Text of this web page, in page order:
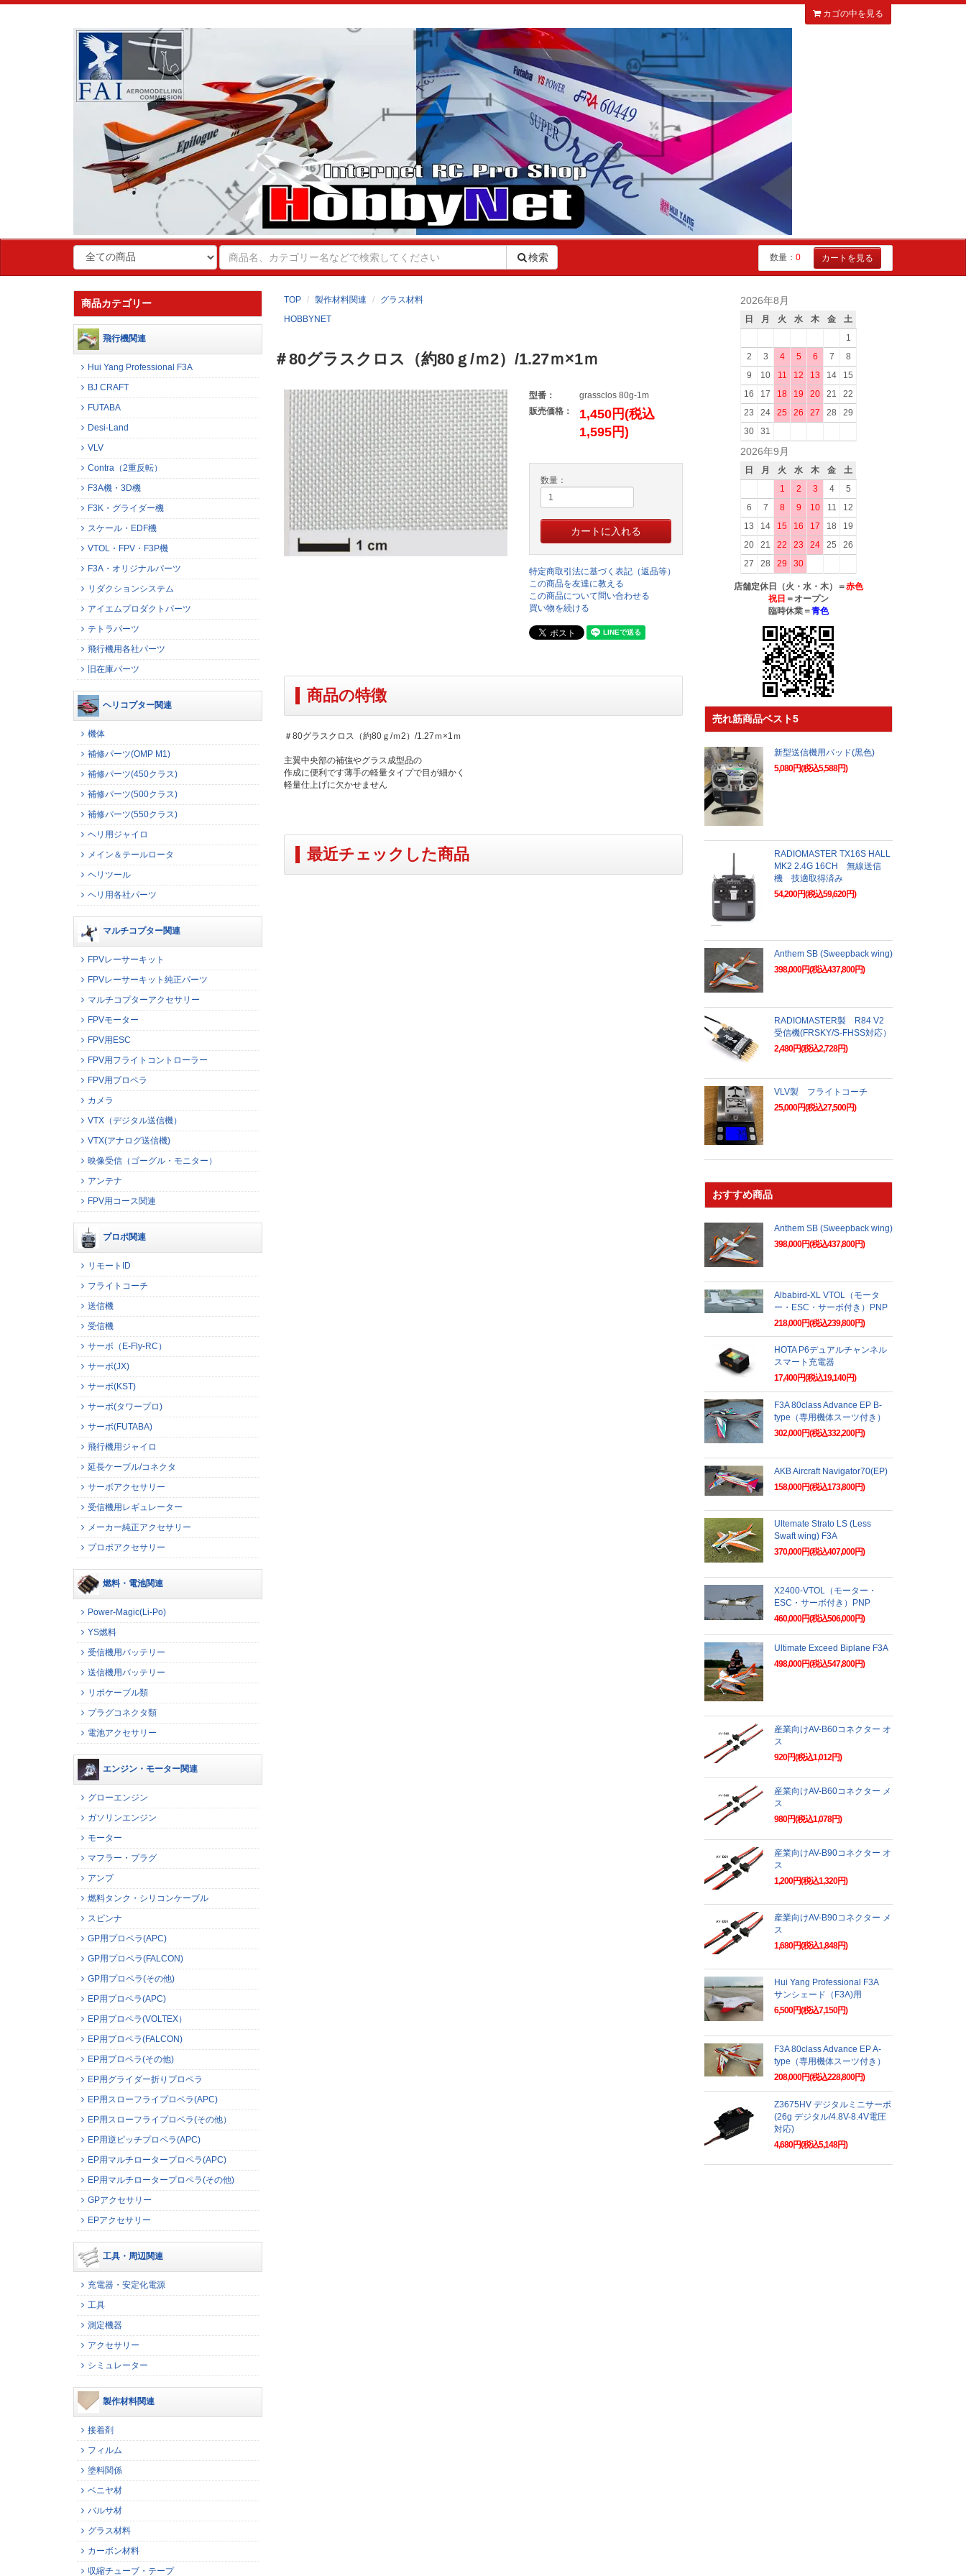
カゴの中を見る
検索 数量： 0 カートを見る
TOP 製作材料関連
グラス材料
HOBBYNET
＃80グラスクロス（約80ｇ/ｍ2）/1.27ｍ×1ｍ
型番：
grassclos 80g-1m
販売価格：
1,450円(税込
1,595円)
数量：
特定商取引法に基づく表記（返品等）
この商品を友達に教える
この商品について問い合わせる
買い物を続ける
商品の特徴
＃80グラスクロス（約80ｇ/ｍ2）/1.27ｍ×1ｍ
主翼中央部の補強やグラス成型品の
作成に便利です薄手の軽量タイプで目が細かく
軽量仕上げに欠かせません
最近チェックした商品
商品カテゴリー
飛行機関連
Hui Yang Professional F3A
BJ CRAFT
FUTABA
Desi-Land
VLV
Contra（2重反転）
F3A機・3D機
F3K・グライダー機
スケール・EDF機
VTOL・FPV・F3P機
F3A・オリジナルパーツ
リダクションシステム
アイエムプロダクトパーツ
テトラパーツ
飛行機用各社パーツ
旧在庫パーツ
ヘリコプター関連
機体
補修パーツ(OMP M1)
補修パーツ(450クラス)
補修パーツ(500クラス)
補修パーツ(550クラス)
ヘリ用ジャイロ
メイン＆テールロータ
ヘリツール
ヘリ用各社パーツ
マルチコプター関連
FPVレーサーキット
FPVレーサーキット純正パーツ
マルチコプターアクセサリー
FPVモーター
FPV用ESC
FPV用フライトコントローラー
FPV用プロペラ
カメラ
VTX（デジタル送信機）
VTX(アナログ送信機)
映像受信（ゴーグル・モニター）
アンテナ
FPV用コース関連
プロポ関連
リモートID
フライトコーチ
送信機
受信機
サーボ（E-Fly-RC）
サーボ(JX)
サーボ(KST)
サーボ(タワープロ)
サーボ(FUTABA)
飛行機用ジャイロ
延長ケーブル/コネクタ
サーボアクセサリー
受信機用レギュレーター
メーカー純正アクセサリー
プロポアクセサリー
燃料・電池関連
Power-Magic(Li-Po)
YS燃料
受信機用バッテリー
送信機用バッテリー
リポケーブル類
プラグコネクタ類
電池アクセサリー
エンジン・モーター関連
グローエンジン
ガソリンエンジン
モーター
マフラー・プラグ
アンプ
燃料タンク・シリコンケーブル
スピンナ
GP用プロペラ(APC)
GP用プロペラ(FALCON)
GP用プロペラ(その他)
EP用プロペラ(APC)
EP用プロペラ(VOLTEX）
EP用プロペラ(FALCON)
EP用プロペラ(その他)
EP用グライダー折りプロペラ
EP用スローフライプロペラ(APC)
EP用スローフライプロペラ(その他）
EP用逆ピッチプロペラ(APC)
EP用マルチロータープロペラ(APC)
EP用マルチロータープロペラ(その他)
GPアクセサリー
EPアクセサリー
工具・周辺関連
充電器・安定化電源
工具
測定機器
アクセサリー
シミュレーター
製作材料関連
接着剤
フィルム
塗料関係
ベニヤ材
バルサ材
グラス材料
カーボン材料
収縮チューブ・テープ
2026年8月
日 月 火 水 木 金
土
1
2
3 4 5 6 7
8
9
10 11 12 13 14
15
16
17 18 19 20 21
22
23
24 25 26 27 28
29
30
31
2026年9月
日 月 火 水 木 金
土
1
2 3 4
5
6
7 8 9 10 11
12
13
14 15 16 17 18
19
20
21 22 23 24 25
26
27
28 29 30
店舗定休日（火・水・木）＝赤色
祝日 ＝オープン
臨時休業＝青色
売れ筋商品ベスト5
新型送信機用パッド(黒色)
5,080円(税込5,588円)
RADIOMASTER TX16S HALL
MK2 2.4G 16CH 無線送信
機 技適取得済み
54,200円(税込59,620円)
Anthem SB (Sweepback wing)
398,000円(税込437,800円)
RADIOMASTER製 R84 V2
受信機(FRSKY/S-FHSS対応）
2,480円(税込2,728円)
VLV製 フライトコーチ
25,000円(税込27,500円)
おすすめ商品
Anthem SB (Sweepback wing)
398,000円(税込437,800円)
Albabird-XL VTOL（モータ
ー・ESC・サーボ付き）PNP
218,000円(税込239,800円)
HOTA P6デュアルチャンネル
スマート充電器
17,400円(税込19,140円)
F3A 80class Advance EP B-
type（専用機体スーツ付き）
302,000円(税込332,200円)
AKB Aircraft Navigator70(EP)
158,000円(税込173,800円)
Ultemate Strato LS (Less
Swaft wing) F3A
370,000円(税込407,000円)
X2400-VTOL（モーター・
ESC・サーボ付き）PNP
460,000円(税込506,000円)
Ultimate Exceed Biplane F3A
498,000円(税込547,800円)
産業向けAV-B60コネクター オ
ス
920円(税込1,012円)
産業向けAV-B60コネクター メ
ス
980円(税込1,078円)
産業向けAV-B90コネクター オ
ス
1,200円(税込1,320円)
産業向けAV-B90コネクター メ
ス
1,680円(税込1,848円)
Hui Yang Professional F3A
サンシェード（F3A)用
6,500円(税込7,150円)
F3A 80class Advance EP A-
type（専用機体スーツ付き）
208,000円(税込228,800円)
Z3675HV デジタルミニサーボ
(26g デジタル/4.8V-8.4V電圧
対応)
4,680円(税込5,148円)